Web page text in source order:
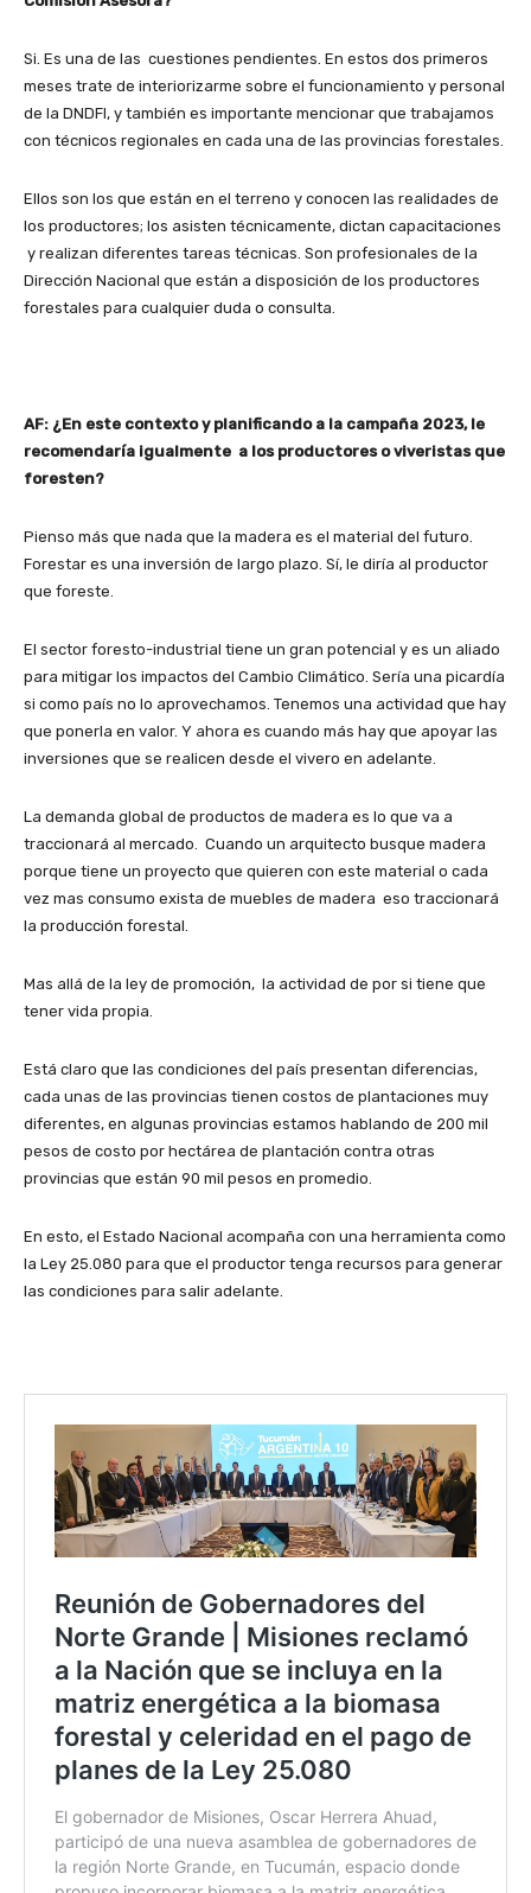
Si. Es una de las cuestiones pendientes. En estos dos primeros
meses trate de interiorizarme sobre el funcionamiento y personal
de la DNDFI, y también es importante mencionar que trabajamos
con técnicos regionales en cada una de las provincias forestales.
Ellos son los que están en el terreno y conocen las realidades de
los productores; los asisten técnicamente, dictan capacitaciones
y realizan diferentes tareas técnicas. Son profesionales de la
Dirección Nacional que están a disposición de los productores
forestales para cualquier duda o consulta.
AF: ¿En este contexto y planificando a la campaña 2023, le
recomendaría igualmente a los productores o viveristas que
foresten?
Pienso más que nada que la madera es el material del futuro.
Forestar es una inversión de largo plazo. Sí, le diría al productor
que foreste.
El sector foresto-industrial tiene un gran potencial y es un aliado
para mitigar los impactos del Cambio Climático. Sería una picardía
si como país no lo aprovechamos. Tenemos una actividad que hay
que ponerla en valor. Y ahora es cuando más hay que apoyar las
inversiones que se realicen desde el vivero en adelante.
La demanda global de productos de madera es lo que va a
traccionará al mercado. Cuando un arquitecto busque madera
porque tiene un proyecto que quieren con este material o cada
vez mas consumo exista de muebles de madera eso traccionará
la producción forestal.
Mas allá de la ley de promoción, la actividad de por si tiene que
tener vida propia.
Está claro que las condiciones del país presentan diferencias,
cada unas de las provincias tienen costos de plantaciones muy
diferentes, en algunas provincias estamos hablando de 200 mil
pesos de costo por hectárea de plantación contra otras
provincias que están 90 mil pesos en promedio.
En esto, el Estado Nacional acompaña con una herramienta como
la Ley 25.080 para que el productor tenga recursos para generar
las condiciones para salir adelante.